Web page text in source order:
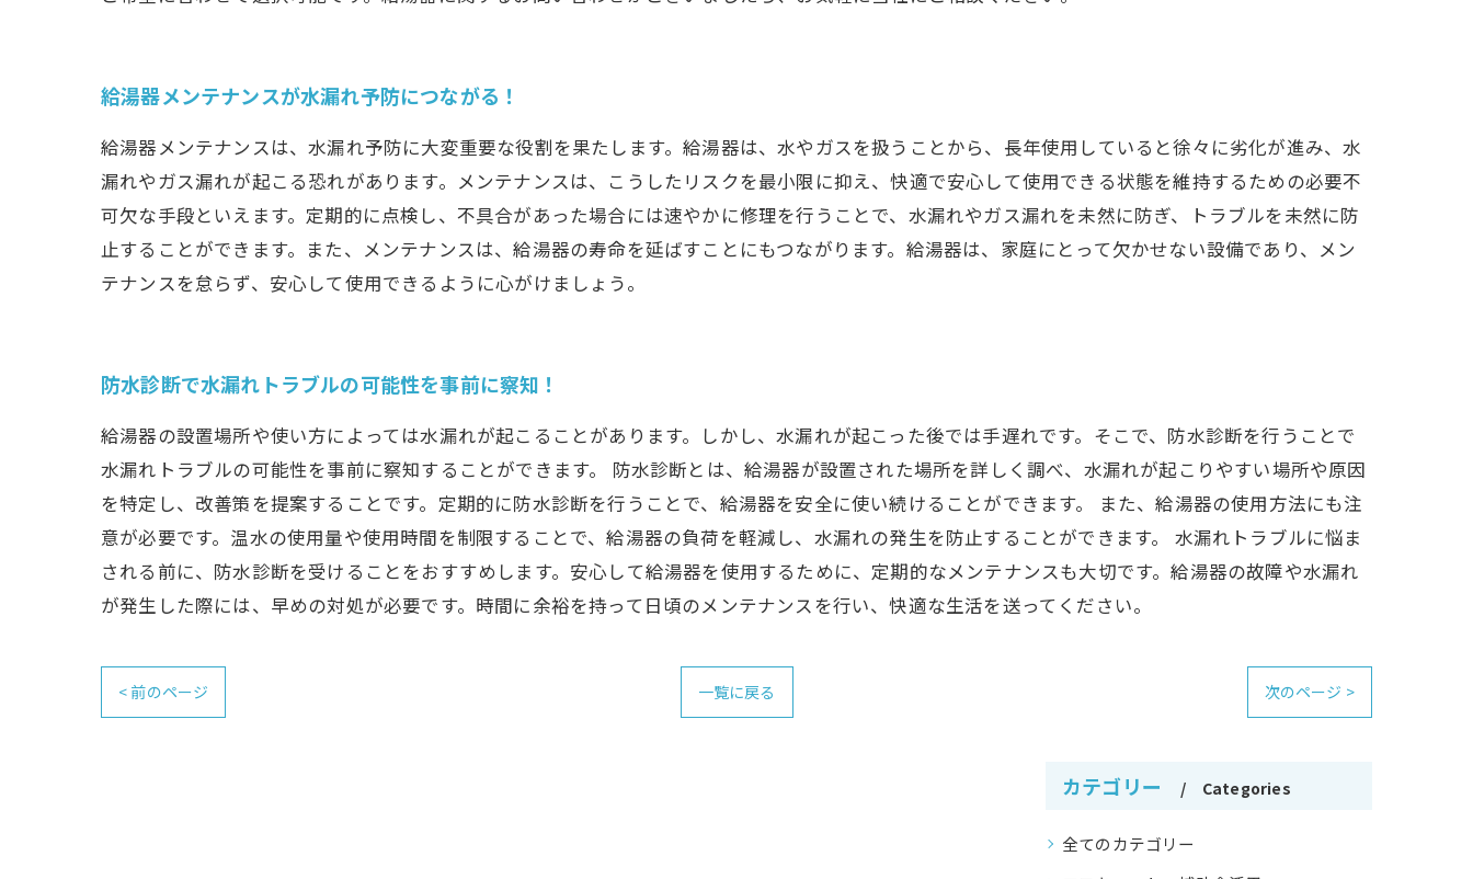
給湯器メンテナンスが水漏れ予防につながる！
給湯器メンテナンスは、水漏れ予防に大変重要な役割を果たします。給湯器は、水やガスを扱うことから、長年使用していると徐々に劣化が進み、水
漏れやガス漏れが起こる恐れがあります。メンテナンスは、こうしたリスクを最小限に抑え、快適で安心して使用できる状態を維持するための必要不
可欠な手段といえます。定期的に点検し、不具合があった場合には速やかに修理を行うことで、水漏れやガス漏れを未然に防ぎ、トラブルを未然に防
止することができます。また、メンテナンスは、給湯器の寿命を延ばすことにもつながります。給湯器は、家庭にとって欠かせない設備であり、メン
テナンスを怠らず、安心して使用できるように心がけましょう。
防水診断で水漏れトラブルの可能性を事前に察知！
給湯器の設置場所や使い方によっては水漏れが起こることがあります。しかし、水漏れが起こった後では手遅れです。そこで、防水診断を行うことで
水漏れトラブルの可能性を事前に察知することができます。 防水診断とは、給湯器が設置された場所を詳しく調べ、水漏れが起こりやすい場所や原因
を特定し、改善策を提案することです。定期的に防水診断を行うことで、給湯器を安全に使い続けることができます。 また、給湯器の使用方法にも注
意が必要です。温水の使用量や使用時間を制限することで、給湯器の負荷を軽減し、水漏れの発生を防止することができます。 水漏れトラブルに悩ま
される前に、防水診断を受けることをおすすめします。安心して給湯器を使用するために、定期的なメンテナンスも大切です。給湯器の故障や水漏れ
が発生した際には、早めの対処が必要です。時間に余裕を持って日頃のメンテナンスを行い、快適な生活を送ってください。
< 前のページ 一覧に戻る 次のページ >
カテゴリー Categories
全てのカテゴリー